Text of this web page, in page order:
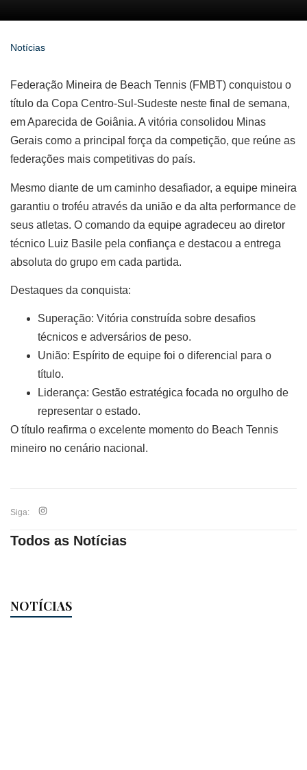
Notícias
Federação Mineira de Beach Tennis (FMBT) conquistou o
título da Copa Centro-Sul-Sudeste neste final de semana,
em Aparecida de Goiânia. A vitória consolidou Minas
Gerais como a principal força da competição, que reúne as
federações mais competitivas do país.
Mesmo diante de um caminho desafiador, a equipe mineira
garantiu o troféu através da união e da alta performance de
seus atletas. O comando da equipe agradeceu ao diretor
técnico Luiz Basile pela confiança e destacou a entrega
absoluta do grupo em cada partida.
Destaques da conquista:
Superação: Vitória construída sobre desafios
técnicos e adversários de peso.
União: Espírito de equipe foi o diferencial para o
título.
Liderança: Gestão estratégica focada no orgulho de
representar o estado.
O título reafirma o excelente momento do Beach Tennis
mineiro no cenário nacional.
Siga:
Todos as Notícias
NOTÍCIAS